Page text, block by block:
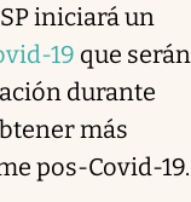
iniciará un
19 que serán
durante
más
pos-Covid-19.